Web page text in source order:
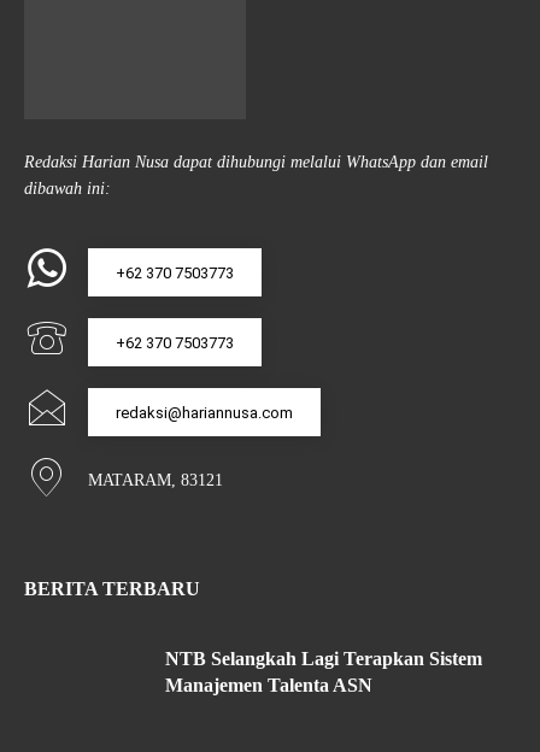
Redaksi Harian Nusa dapat dihubungi melalui WhatsApp dan email
dibawah ini:
+62 370 7503773
+62 370 7503773
redaksi@hariannusa.com
MATARAM, 83121
BERITA TERBARU
NTB Selangkah Lagi Terapkan Sistem
Manajemen Talenta ASN